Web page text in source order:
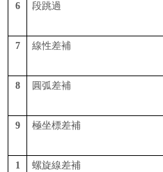
6 段跳過
7 線性差補
8 圓弧差補
9 極坐標差補
1
螺旋線差補